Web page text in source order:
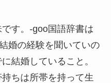
す。-goo国語辞書は
婚の経験を聞いていの
結婚していること。
ちは所帯を持って生